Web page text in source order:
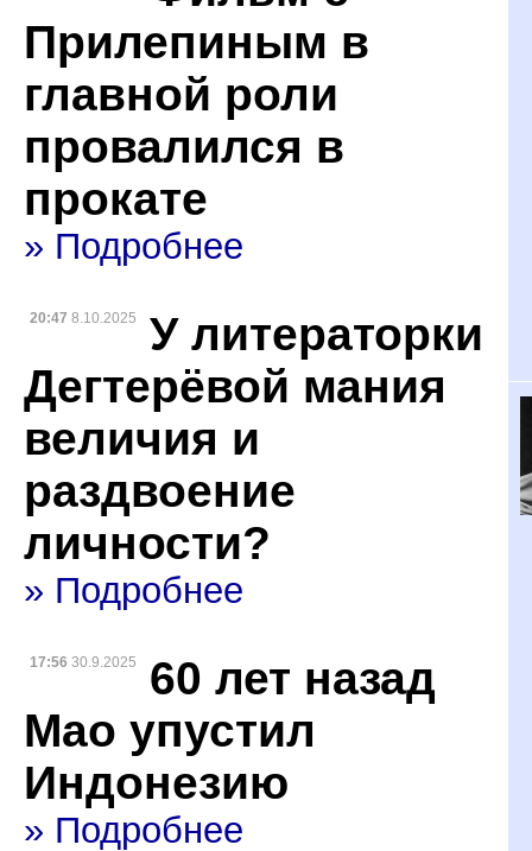
Прилепиным в
главной роли
провалился в
прокате
» Подробнее
20:47 8.10.2025
У литераторки
Дегтерёвой мания
величия и
раздвоение
личности?
» Подробнее
17:56 30.9.2025
60 лет назад
Мао упустил
Индонезию
» Подробнее